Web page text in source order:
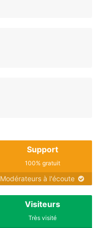
Support
100% gratuit
Modérateurs à l'écoute
Visiteurs
Très visité